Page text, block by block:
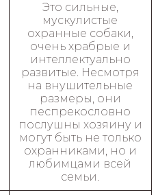
Это сильные,
мускулистые
охранные собаки,
очень храбрые и
интеллектуально
развитые. Несмотря
на внушительные
размеры, они
песпрекословно
послушны хозяину и
могут быть не только
охранниками, но и
любимцами всей
семьи.